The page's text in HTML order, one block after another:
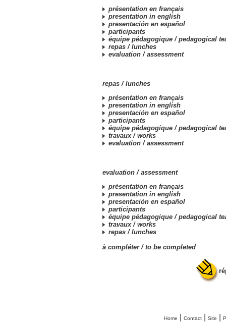
présentation en français
presentation in english
presentación en español
participants
équipe pédagogique / pedagogical
repas / lunches
evaluation / assessment
repas / lunches
présentation en français
presentation in english
presentación en español
participants
équipe pédagogique / pedagogical
travaux / works
evaluation / assessment
evaluation / assessment
présentation en français
presentation in english
presentación en español
participants
équipe pédagogique / pedagogical
travaux / works
repas / lunches
à compléter / to be completed
Home Contact| Site